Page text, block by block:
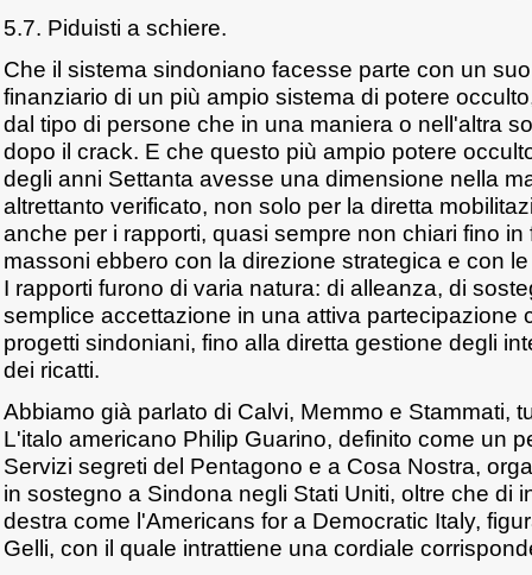
5.7. Piduisti a schiere.
Che il sistema sindoniano facesse parte con un
finanziario di un più ampio sistema di potere
dal tipo di persone che in una maniera o nell'altra
dopo il crack. E che questo più ampio potere
degli anni Settanta avesse una dimensione nella
altrettanto verificato, non solo per la diretta
anche per i rapporti, quasi sempre non chiari fino in
massoni ebbero con la direzione strategica e con
I rapporti furono di varia natura: di alleanza, di
semplice accettazione in una attiva partecipazione
progetti sindoniani, fino alla diretta gestione degli
dei ricatti.
Abbiamo già parlato di Calvi, Memmo e Stammati,
L'italo americano Philip Guarino, definito come un
Servizi segreti del Pentagono e a Cosa Nostra,
in sostegno a Sindona negli Stati Uniti, oltre che di
destra come l'Americans for a Democratic Italy,
Gelli, con il quale intrattiene una cordiale